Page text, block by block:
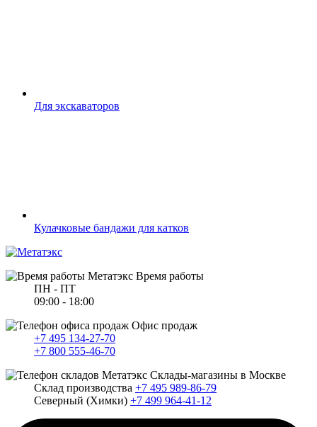
Для экскаваторов
Кулачковые бандажи для катков
Время работы
ПН - ПТ
09:00 - 18:00
Офис продаж
+7 495 134-27-70
+7 800 555-46-70
Склады-магазины в Москве
Склад производства +7 495 989-86-79
Северный (Химки) +7 499 964-41-12